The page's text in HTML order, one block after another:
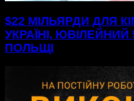
$22 МІЛЬЯРДИ ДЛЯ
УКРАЇНІ, ЮВІЛЕЙНИЙ
ПОЛЬЩІ